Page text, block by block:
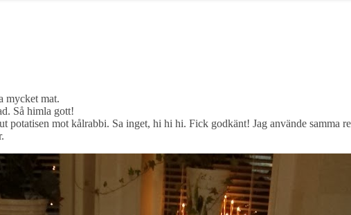
mycket mat.
Så himla gott!
potatisen mot kålrabbi. Sa inget, hi hi hi. Fick godkänt! Jag använde samma